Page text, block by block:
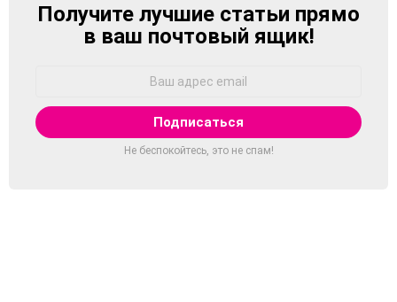
NEWSLETTER
Получите лучшие статьи прямо
в ваш почтовый ящик!
Не беспокойтесь, это не спам!